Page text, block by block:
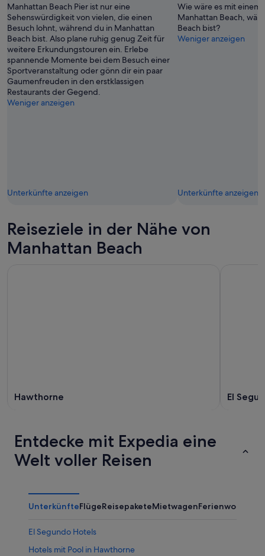
Manhattan Beach Pier ist nur eine
Sehenswürdigkeit von vielen, die einen
Besuch lohnt, während du in Manhattan
Beach bist. Also plane ruhig genug Zeit für
weitere Erkundungstouren ein. Erlebe
spannende Momente bei dem Besuch einer
Sportveranstaltung oder gönn dir ein paar
Gaumenfreuden in den erstklassigen
Restaurants der Gegend.
Weniger anzeigen
Unterkünfte anzeigen
Wie wäre es mit einem
Manhattan Beach,
Beach bist?
Weniger anzeigen
Unterkünfte anzeigen
Reiseziele in der Nähe von
Manhattan Beach
Hawthorne El
Entdecke mit Expedia eine
Welt voller Reisen
UnterkünfteFlügeReisepaketeMietwagen
El Segundo Hotels
Hotels mit Pool in Hawthorne